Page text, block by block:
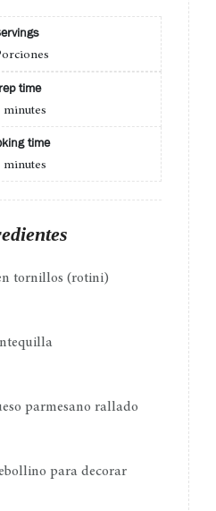
time
minutes
time
minutes
tornillos (rotini)
parmesano rallado
para decorar